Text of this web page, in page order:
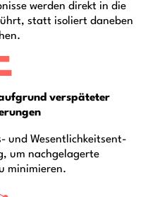
werden direkt in die
statt isoliert daneben
verspäteter
und Wesentlichkeitsent-
um nachgelagerte
minimieren.